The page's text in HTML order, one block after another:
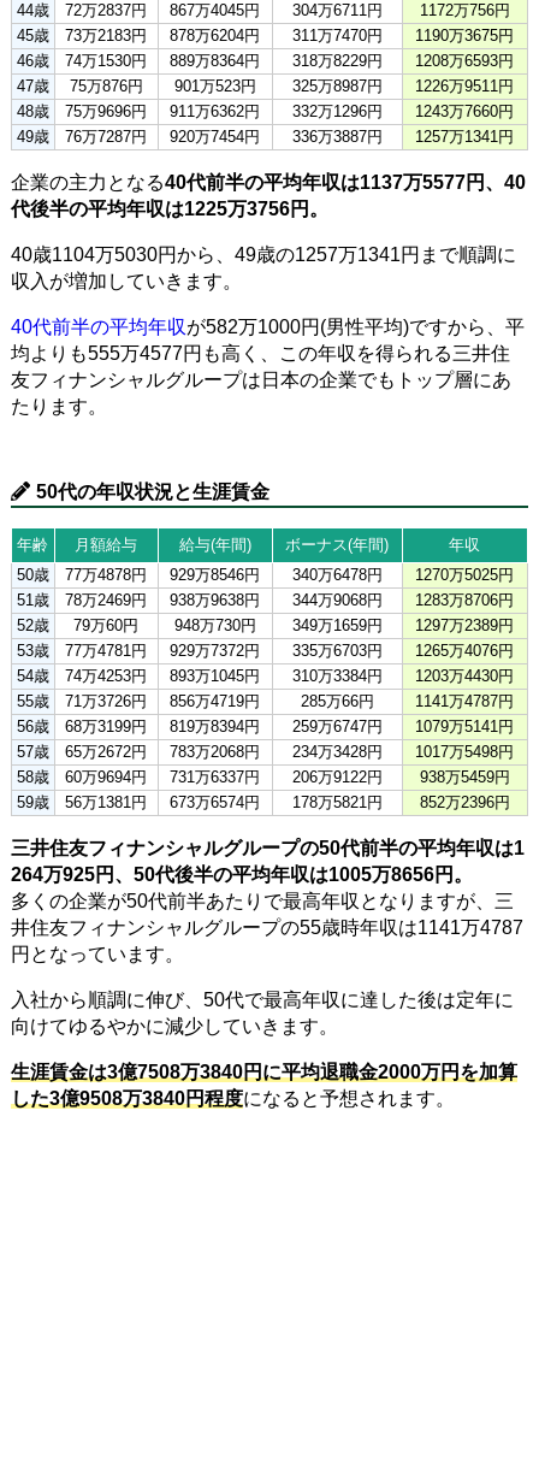
44歳
72万2837円 867万4045円 304万6711円
1172万756円
45歳
73万2183円 878万6204円 311万7470円
1190万3675円
46歳
74万1530円 889万8364円 318万8229円
1208万6593円
47歳
75万876円 901万523円 325万8987円
1226万9511円
48歳
75万9696円 911万6362円 332万1296円
1243万7660円
49歳
76万7287円 920万7454円 336万3887円 1257万1341円
企業の主力となる40代前半の平均年収は1137万5577円、40
代後半の平均年収は1225万3756円。
40歳1104万5030円から、49歳の1257万1341円まで順調に
収入が増加していきます。
40代前半の平均年収が582万1000円(男性平均)ですから、平
均よりも555万4577円も高く、この年収を得られる三井住
友フィナンシャルグループは日本の企業でもトップ層にあ
たります。
50代の年収状況と生涯賃金
年齢 月額給与 給与(年間) ボーナス(年間)
年収
50歳
77万4878円 929万8546円 340万6478円
1270万5025円
51歳
78万2469円 938万9638円 344万9068円
1283万8706円
52歳
79万60円 948万730円 349万1659円
1297万2389円
53歳
77万4781円 929万7372円 335万6703円
1265万4076円
54歳
74万4253円 893万1045円 310万3384円
1203万4430円
55歳
71万3726円 856万4719円 285万66円
1141万4787円
56歳
68万3199円 819万8394円 259万6747円
1079万5141円
57歳
65万2672円 783万2068円 234万3428円
1017万5498円
58歳
60万9694円 731万6337円 206万9122円
938万5459円
59歳
56万1381円 673万6574円 178万5821円 852万2396円
三井住友フィナンシャルグループの50代前半の平均年収は1
264万925円、50代後半の平均年収は1005万8656円。
多くの企業が50代前半あたりで最高年収となりますが、三
井住友フィナンシャルグループの55歳時年収は1141万4787
円となっています。
入社から順調に伸び、50代で最高年収に達した後は定年に
向けてゆるやかに減少していきます。
生涯賃金は3億7508万3840円に平均退職金2000万円を加算
した3億9508万3840円程度になると予想されます。